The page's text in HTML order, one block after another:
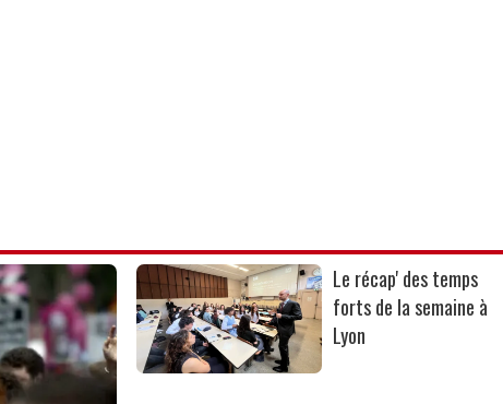
Le récap' des temps
forts de la semaine à
Lyon